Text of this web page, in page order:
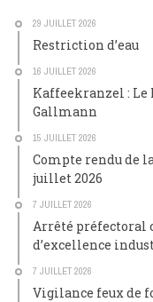
29 JUILLET 2026
Restriction d’eau
16 JUILLET 2026
Kaffeekranzel : Le
Gallmann
15 JUILLET 2026
Compte rendu de
juillet 2026
7 JUILLET 2026
Arrêté préfectoral
d’excellence
7 JUILLET 2026
Vigilance feux de